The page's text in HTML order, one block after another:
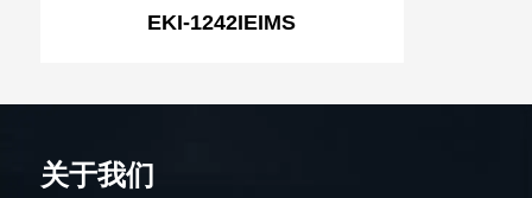
EKI-1242IEIMS
关于我们